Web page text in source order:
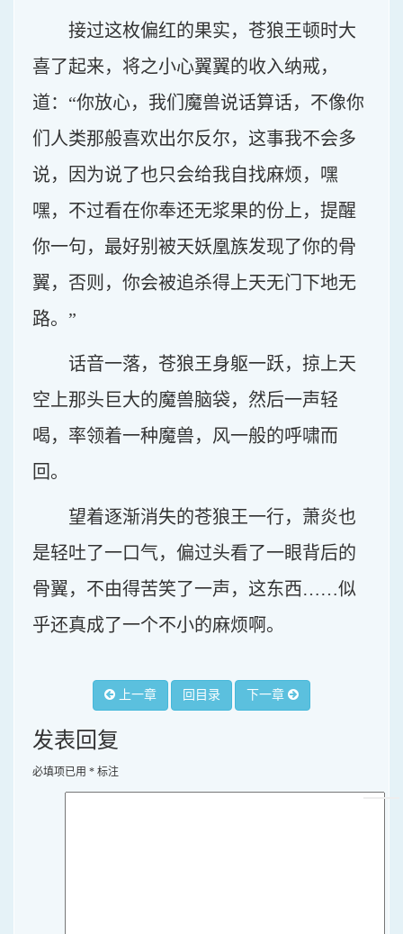
接过这枚偏红的果实，苍狼王顿时大
喜了起来，将之小心翼翼的收入纳戒，
道：“你放心，我们魔兽说话算话，不像你
们人类那般喜欢出尔反尔，这事我不会多
说，因为说了也只会给我自找麻烦，嘿
嘿，不过看在你奉还无浆果的份上，提醒
你一句，最好别被天妖凰族发现了你的骨
翼，否则，你会被追杀得上天无门下地无
路。”
话音一落，苍狼王身躯一跃，掠上天
空上那头巨大的魔兽脑袋，然后一声轻
喝，率领着一种魔兽，风一般的呼啸而
回。
望着逐渐消失的苍狼王一行，萧炎也
是轻吐了一口气，偏过头看了一眼背后的
骨翼，不由得苦笑了一声，这东西……似
乎还真成了一个不小的麻烦啊。
上一章 回目录 下一章
发表回复
必填项已用 * 标注